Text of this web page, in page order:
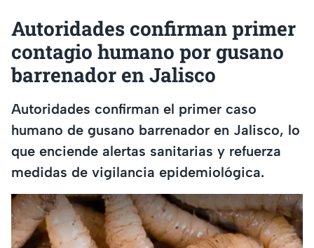
Autoridades confirman primer
contagio humano por gusano
barrenador en Jalisco
Autoridades confirman el primer caso
humano de gusano barrenador en Jalisco, lo
que enciende alertas sanitarias y refuerza
medidas de vigilancia epidemiológica.